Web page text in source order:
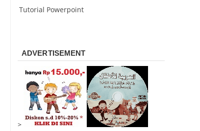
Tutorial Powerpoint
ADVERTISEMENT
>